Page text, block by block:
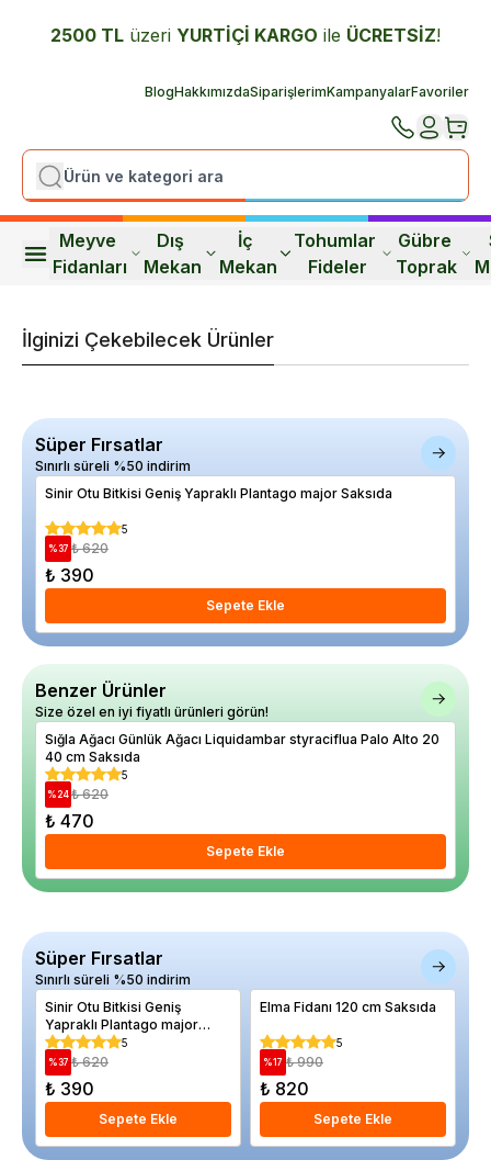
2500 TL üzeri YURTİÇİ KARGO ile ÜCRETSİZ!
BlogHakkımızdaSiparişlerimKampanyalarFavoriler
Meyve
Fidanları
Dış
Mekan
İç
Mekan
Tohumlar
Fideler
Gübre
Toprak
İlginizi Çekebilecek Ürünler
Süper Fırsatlar
Sınırlı süreli %50 indirim
Sinir Otu Bitkisi Geniş Yapraklı Plantago major Saksıda
5
%37 ₺ 620
₺ 390
Sepete Ekle
Benzer Ürünler
Size özel en iyi fiyatlı ürünleri görün!
Sığla Ağacı Günlük Ağacı Liquidambar styraciflua Palo Alto 20
40 cm Saksıda
5
%24 ₺ 620
₺ 470
Sepete Ekle
Süper Fırsatlar
Sınırlı süreli %50 indirim
Sinir Otu Bitkisi Geniş
Yapraklı Plantago major
Saksıda
5
%37 ₺ 620
₺ 390
Sepete Ekle
Elma Fidanı 120 cm Saksıda
5
%17 ₺ 990
₺ 820
Sepete Ekle